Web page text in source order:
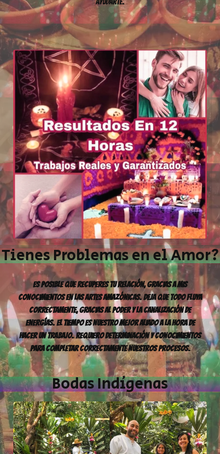
Tienes Problemas en el Amor?​
Es Posible Que Recuperes Tu Relación, Gracias A Mis
Conocimientos En Las Artes Amazónicas. Deja Que Todo Fluya
Correctamente, Gracias Al Poder Y La Canalización De
Energías. El Tiempo Es Nuestro Mejor Aliado A La Hora De
Hacer Un Trabajo. Requiero Determinación Y Conocimientos
Para Completar Correctamente Nuestros Procesos.
Bodas Indígenas